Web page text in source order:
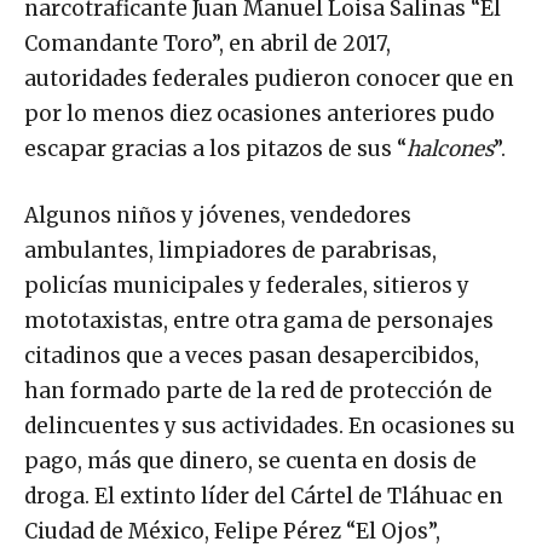
narcotraficante Juan Manuel Loisa Salinas “El
Comandante Toro”, en abril de 2017,
autoridades federales pudieron conocer que en
por lo menos diez ocasiones anteriores pudo
escapar gracias a los pitazos de sus “halcones”.
Algunos niños y jóvenes, vendedores
ambulantes, limpiadores de parabrisas,
policías municipales y federales, sitieros y
mototaxistas, entre otra gama de personajes
citadinos que a veces pasan desapercibidos,
han formado parte de la red de protección de
delincuentes y sus actividades. En ocasiones su
pago, más que dinero, se cuenta en dosis de
droga. El extinto líder del Cártel de Tláhuac en
Ciudad de México, Felipe Pérez “El Ojos”,